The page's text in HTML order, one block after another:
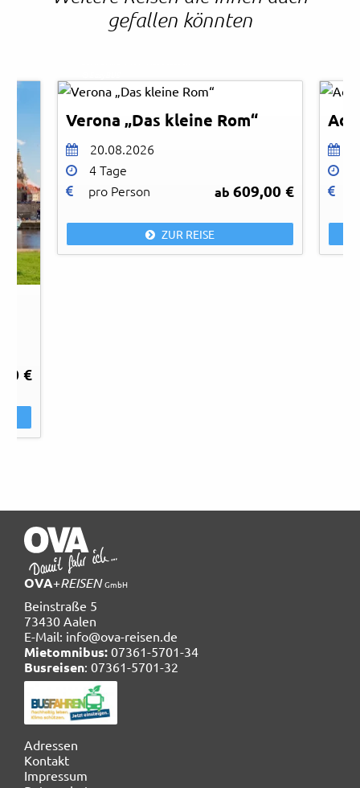
gefallen könnten
€
Verona „Das kleine Rom“
20.08.2026
4 Tage
pro Person
ab609,00 €
ZUR REISE
OVA+REISEN GmbH
Beinstraße 5
73430 Aalen
E-Mail: info@ova-reisen.de
Mietomnibus: 07361-5701-34
Busreisen: 07361-5701-32
Navigation
überspringen
Adressen
Kontakt
Impressum